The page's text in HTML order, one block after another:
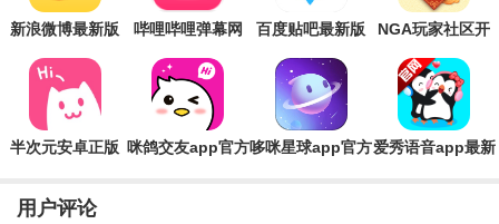
新浪微博最新版
哔哩哔哩弹幕网
百度贴吧最新版
NGA玩家社区开
半次元安卓正版
咪鸽交友app官方哆咪星球app官方爱秀语音app最新
用户评论